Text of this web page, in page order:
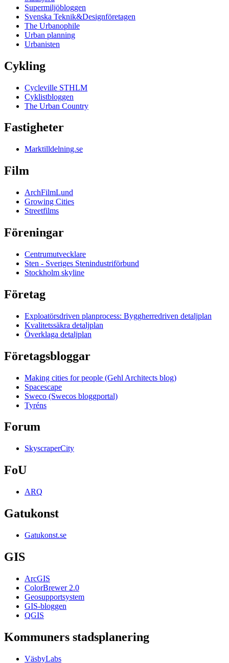
Supermiljöbloggen
Svenska Teknik&Designföretagen
The Urbanophile
Urban planning
Urbanisten
Cykling
Cycleville STHLM
Cyklistbloggen
The Urban Country
Fastigheter
Marktilldelning.se
Film
ArchFilmLund
Growing Cities
Streetfilms
Föreningar
Centrumutvecklare
Sten - Sveriges Stenindustriförbund
Stockholm skyline
Företag
Exploatörsdriven planprocess: Byggherredriven detaljplan
Kvalitetssäkra detaljplan
Överklaga detaljplan
Företagsbloggar
Making cities for people (Gehl Architects blog)
Spacescape
Sweco (Swecos bloggportal)
Tyréns
Forum
SkyscraperCity
FoU
ARQ
Gatukonst
Gatukonst.se
GIS
ArcGIS
ColorBrewer 2.0
Geosupportsystem
GIS-bloggen
QGIS
Kommuners stadsplanering
VäsbyLabs